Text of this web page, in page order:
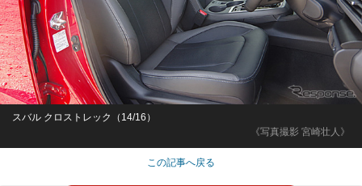
《写真撮影 宮崎壮人》
スバル クロストレック（14/16）
この記事へ戻る